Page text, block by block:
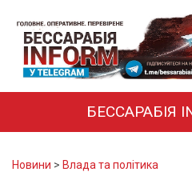
БЕССАРАБІЯ
Новини > Влада та політика